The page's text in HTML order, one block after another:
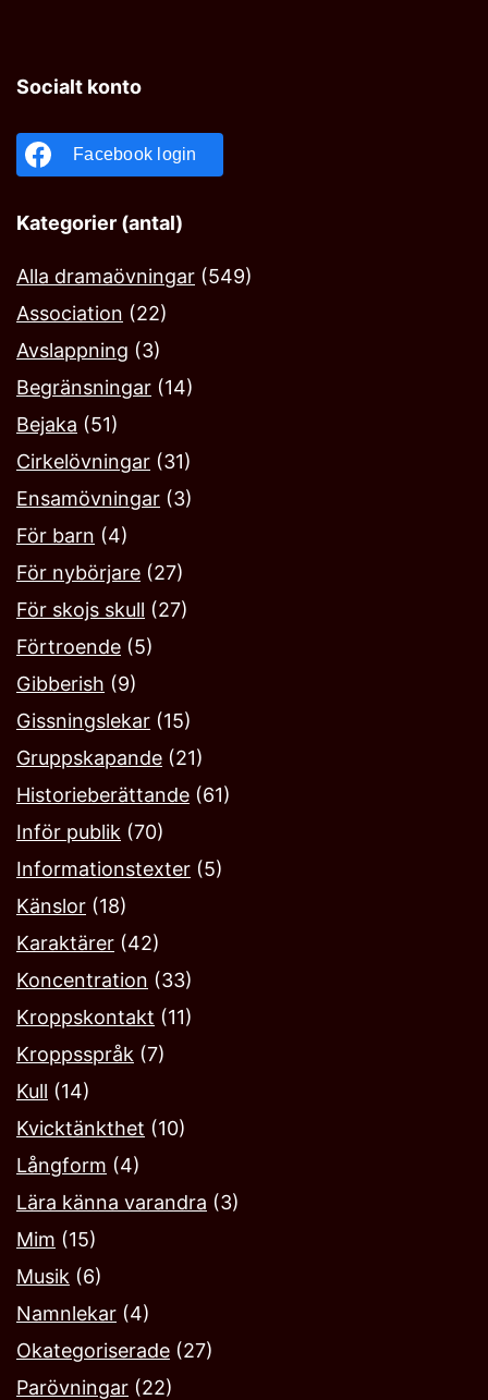
Socialt konto
Facebook login
Kategorier (antal)
Alla dramaövningar (549)
Association (22)
Avslappning (3)
Begränsningar (14)
Bejaka‎ (51)
Cirkelövningar (31)
Ensamövningar (3)
För barn (4)
För nybörjare (27)
För skojs skull (27)
Förtroende (5)
Gibberish (9)
Gissningslekar (15)
Gruppskapande (21)
Historieberättande (61)
Inför publik (70)
Informationstexter (5)
Känslor (18)
Karaktärer (42)
Koncentration (33)
Kroppskontakt (11)
Kroppsspråk (7)
Kull (14)
Kvicktänkthet (10)
Långform (4)
Lära känna varandra (3)
Mim (15)
Musik (6)
Namnlekar‎ (4)
Okategoriserade (27)
Parövningar (22)